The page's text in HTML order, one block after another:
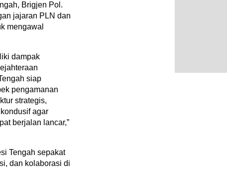
Brigjen Pol.
jajaran PLN dan
mengawal
dampak
siap
pengamanan
strategis,
agar
berjalan lancar,”
Tengah sepakat
dan kolaborasi di